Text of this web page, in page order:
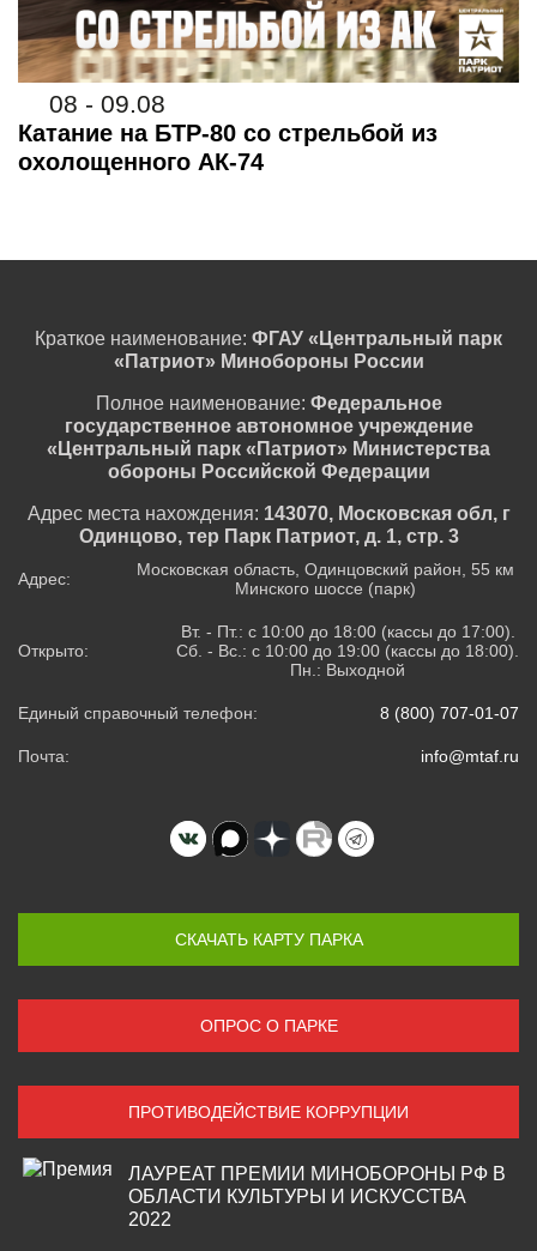
08 - 09.08
Катание на БТР-80 со стрельбой из
охолощенного АК-74
Краткое наименование: ФГАУ «Центральный парк
«Патриот» Минобороны России
Полное наименование: Федеральное
государственное автономное учреждение
«Центральный парк «Патриот» Министерства
обороны Российской Федерации
Адрес места нахождения: 143070, Московская обл, г
Одинцово, тер Парк Патриот, д. 1, стр. 3
Адрес:
Московская область, Одинцовский район, 55 км
Минского шоссе (парк)
Открыто:
Вт. - Пт.: с 10:00 до 18:00 (кассы до 17:00).
Сб. - Вс.: с 10:00 до 19:00 (кассы до 18:00).
Пн.: Выходной
Единый справочный телефон: 8 (800) 707-01-07
Почта: info@mtaf.ru
СКАЧАТЬ КАРТУ ПАРКА
ОПРОС О ПАРКЕ
ПРОТИВОДЕЙСТВИЕ КОРРУПЦИИ
ЛАУРЕАТ ПРЕМИИ МИНОБОРОНЫ РФ В
ОБЛАСТИ КУЛЬТУРЫ И ИСКУССТВА
2022